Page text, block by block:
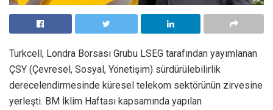
Turkcell, Londra Borsası Grubu LSEG tarafından yayımlanan
ÇSY (Çevresel, Sosyal, Yönetişim) sürdürülebilirlik
derecelendirmesinde küresel telekom sektörünün zirvesine
yerleşti. BM İklim Haftası kapsamında yapılan